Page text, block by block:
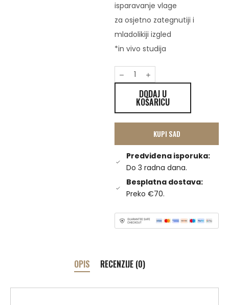
isparavanje vlage
za osjetno zategnutiji i
mladolikiji izgled
*in vivo studija
DODAJ U
KOŠARICU
KUPI SAD
Predviđena isporuka:
Do 3 radna dana.
Besplatna dostava:
Preko €70.
OPIS RECENZIJE (0)